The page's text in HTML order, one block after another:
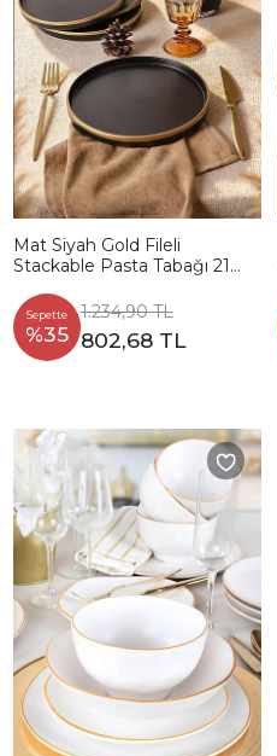
Mat Siyah Gold Fileli
Stackable Pasta Tabağı 21
Sepette
%35
1.234,90 TL
802,68 TL